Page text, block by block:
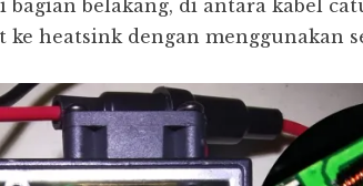
belakang, di antara kabel
heatsink dengan menggunakan